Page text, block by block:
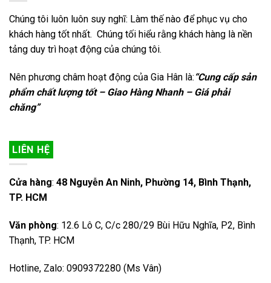
Chúng tôi luôn luôn suy nghĩ: Làm thế nào để phục vụ cho
khách hàng tốt nhất. Chúng tối hiểu rằng khách hàng là nền
tảng duy trì hoạt động của chúng tôi.
Nên phương châm hoạt động của Gia Hân là: “Cung cấp sản
phẩm chất lượng tốt – Giao Hàng Nhanh – Giá phải
chăng”
LIÊN HỆ
Cửa hàng: 48 Nguyễn An Ninh, Phường 14, Bình Thạnh,
TP. HCM
Văn phòng: 12.6 Lô C, C/c 280/29 Bùi Hữu Nghĩa, P2, Bình
Thạnh, TP. HCM
Hotline, Zalo: 0909372280 (Ms Vân)